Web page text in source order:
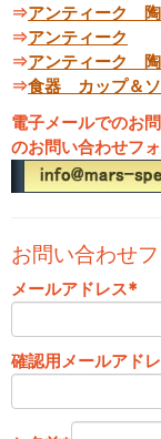
⇒アンティーク
⇒アンティーク
⇒アンティーク
⇒食器 カップ＆
電子メールでのお
のお問い合わせフ
お問い合わせ
メールアドレス*
確認用メールアド